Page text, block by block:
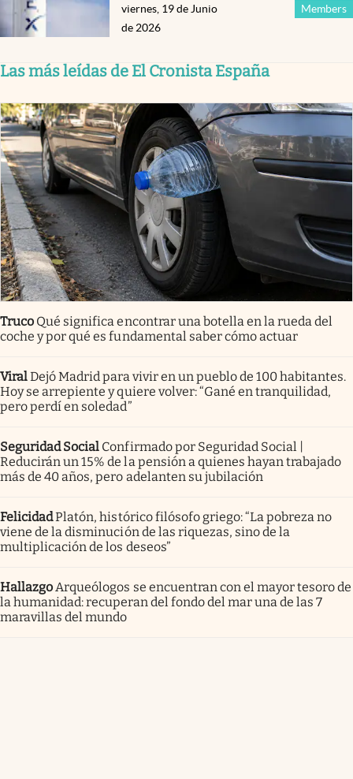
Members
viernes, 19 de Junio
de 2026
Las más leídas de El Cronista España
Truco Qué significa encontrar una botella en la rueda del
coche y por qué es fundamental saber cómo actuar
ViralDejó Madrid para vivir en un pueblo de 100 habitantes.
Hoy se arrepiente y quiere volver: “Gané en tranquilidad,
pero perdí en soledad”
Seguridad Social Confirmado por Seguridad Social |
Reducirán un 15% de la pensión a quienes hayan trabajado
más de 40 años, pero adelanten su jubilación
FelicidadPlatón, histórico filósofo griego: “La pobreza no
viene de la disminución de las riquezas, sino de la
multiplicación de los deseos”
Hallazgo Arqueólogos se encuentran con el mayor tesoro de
la humanidad: recuperan del fondo del mar una de las 7
maravillas del mundo